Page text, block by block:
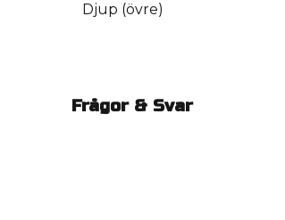
Djup (övre)
Frågor & Svar